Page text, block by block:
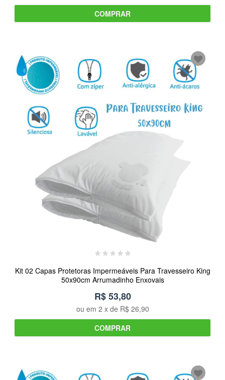
COMPRAR
Kit 02 Capas Protetoras Impermeáveis Para Travesseiro King
50x90cm Arrumadinho Enxovais
R$ 53,80
ou em 2 x de R$ 26,90
COMPRAR